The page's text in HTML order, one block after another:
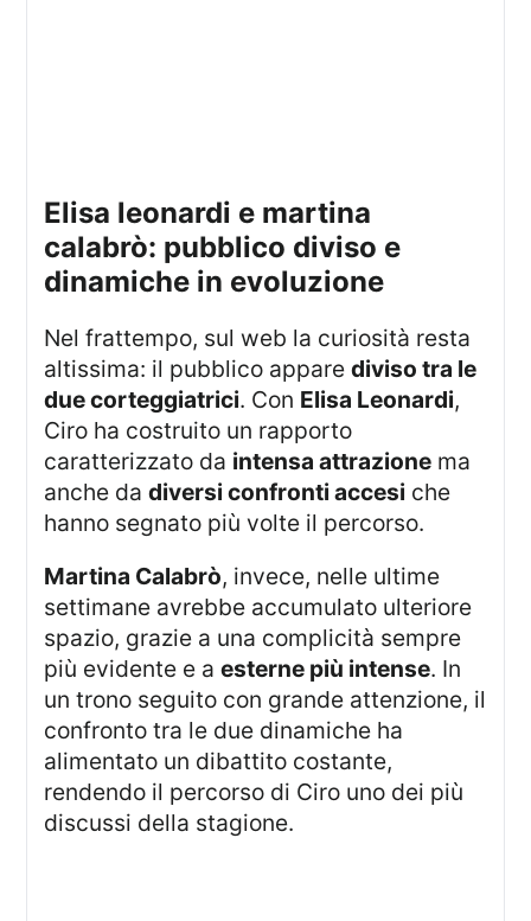
elisa leonardi e martina
calabrò: pubblico diviso e
dinamiche in evoluzione
Nel frattempo, sul web la curiosità resta
altissima: il pubblico apparediviso tra le
due corteggiatrici. Con Elisa Leonardi,
Ciro ha costruito un rapporto
caratterizzato da intensa attrazione ma
anche dadiversi confronti accesi che
hanno segnato più volte il percorso.
Martina Calabrò, invece, nelle ultime
settimane avrebbe accumulato ulteriore
spazio, grazie a una complicità sempre
più evidente e aesterne più intense. In
un trono seguito con grande attenzione, il
confronto tra le due dinamiche ha
alimentato un dibattito costante,
rendendo il percorso di Ciro uno dei più
discussi della stagione.